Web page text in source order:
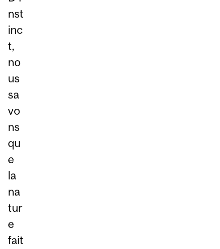
nst
inc
t,
no
us
sa
vo
ns
qu
e
la
na
tur
e
fait